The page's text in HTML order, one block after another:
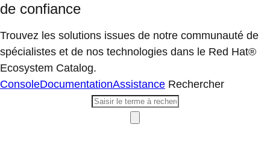
de confiance
Trouvez les solutions issues de notre communauté de
spécialistes et de nos technologies dans le Red Hat®
Ecosystem Catalog.
ConsoleDocumentationAssistance Rechercher